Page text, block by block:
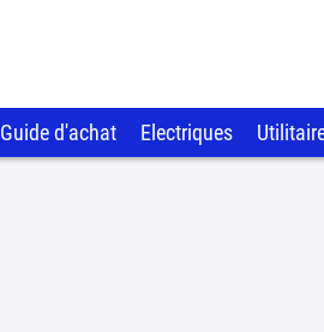
Guide d'achat Electriques